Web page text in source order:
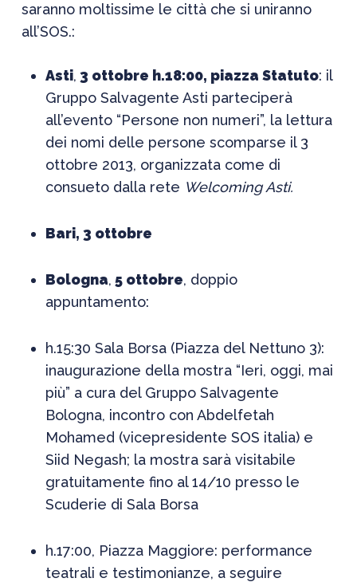
saranno moltissime le città che si uniranno
all’SOS.:
Asti, 3 ottobre h.18:00, piazza Statuto: il
Gruppo Salvagente Asti parteciperà
all’evento “Persone non numeri”, la lettura
dei nomi delle persone scomparse il 3
ottobre 2013, organizzata come di
consueto dalla rete Welcoming Asti.
Bari, 3 ottobre
Bologna, 5 ottobre, doppio
appuntamento:
h.15:30 Sala Borsa (Piazza del Nettuno 3):
inaugurazione della mostra “Ieri, oggi, mai
più” a cura del Gruppo Salvagente
Bologna, incontro con Abdelfetah
Mohamed (vicepresidente SOS italia) e
Siid Negash; la mostra sarà visitabile
gratuitamente fino al 14/10 presso le
Scuderie di Sala Borsa
h.17:00, Piazza Maggiore: performance
teatrali e testimonianze, a seguire